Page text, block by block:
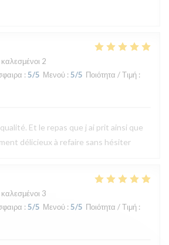
2
: 5/5 Μενού : 5/5 Ποιότητα / Τιμή :
Et le repas que j ai prit ainsi que
délicieux à refaire sans hésiter
3
: 5/5 Μενού : 5/5 Ποιότητα / Τιμή :